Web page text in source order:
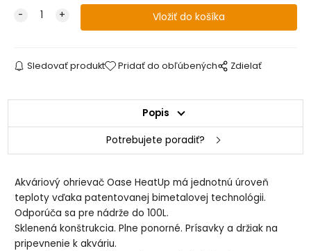
Sledovať produkt Pridať do obľúbených Zdielať
Popis
Potrebujete poradiť?
Akváriový ohrievač Oase HeatUp má jednotnú úroveň
teploty vďaka patentovanej bimetalovej technológii.
Odporúča sa pre nádrže do 100L.
Sklenená konštrukcia. Plne ponorné. Prísavky a držiak na
pripevnenie k akváriu.